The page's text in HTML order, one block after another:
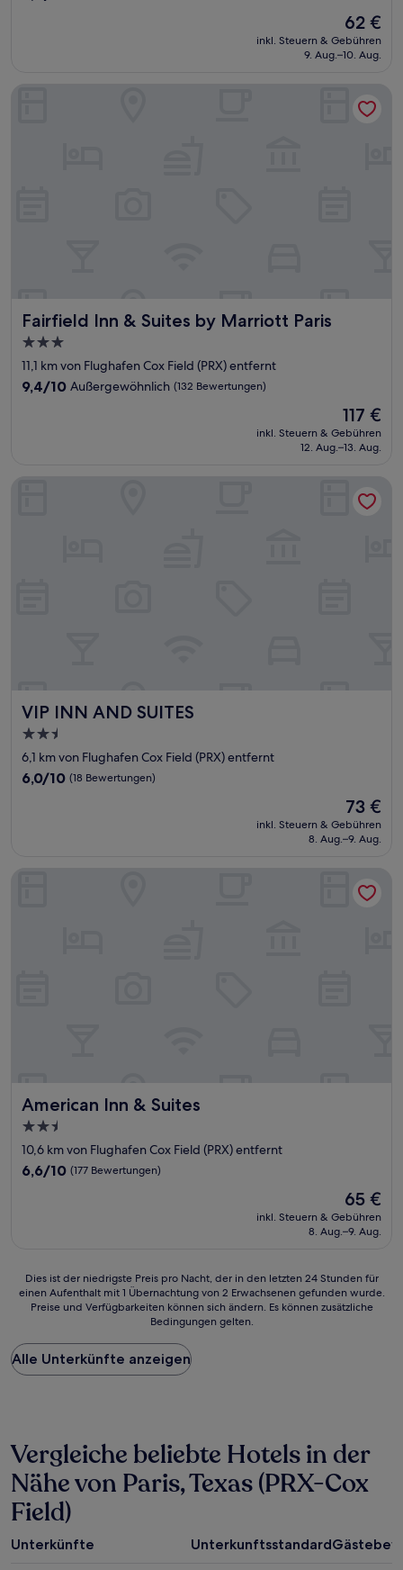
Der
Preis
beträgt
62 €
inkl. Steuern & Gebühren
9. Aug.–10. Aug.
Fairfield Inn & Suites by Marriott Paris
Fairfield Inn & Suites by Marriott Paris
3.0-
Sterne-
Unterkunft
11,1 km von Flughafen Cox Field (PRX) entfernt
9.4
9,4/10 Außergewöhnlich (132 Bewertungen)
Der
Preis
beträgt
117 €
inkl. Steuern & Gebühren
12. Aug.–13. Aug.
VIP INN AND SUITES
VIP INN AND SUITES
2.5-
Sterne-
Unterkunft
6,1 km von Flughafen Cox Field (PRX) entfernt
6.0
6,0/10 (18 Bewertungen)
Der
Preis
beträgt
73 €
inkl. Steuern & Gebühren
8. Aug.–9. Aug.
VIP INN AND SUITES
American Inn & Suites
American Inn & Suites
2.5-
Sterne-
Unterkunft
10,6 km von Flughafen Cox Field (PRX) entfernt
6.6
6,6/10 (177 Bewertungen)
Der
Preis
beträgt
65 €
inkl. Steuern & Gebühren
8. Aug.–9. Aug.
Dies
ist
Preis
pro
Nacht,
24 Stunden
für
einen
Aufenthalt
mit
1 Übernachtung
von
Dies ist der niedrigste Preis pro Nacht, der in den letzten 24 Stunden für
einen Aufenthalt mit 1 Übernachtung von 2 Erwachsenen gefunden wurde.
Preise und Verfügbarkeiten können sich ändern. Es können zusätzliche
Bedingungen gelten.
Alle Unterkünfte anzeigen
Vergleiche beliebte Hotels in der
Nähe von Paris, Texas (PRX-Cox
Field)
Unterkünfte Unterkunftsstandard